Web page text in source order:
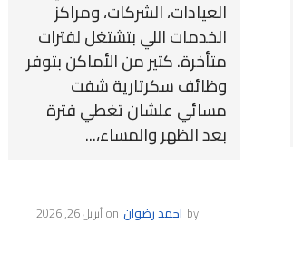
العيادات، الشركات، ومراكز
الخدمات اللي بتشتغل لفترات
متأخرة. كتير من الأماكن بتوفر
وظائف سكرتارية شفت
مسائي علشان تغطي فترة
بعد الظهر والمساء،...
by احمد رضوان onأبريل 26, 2026